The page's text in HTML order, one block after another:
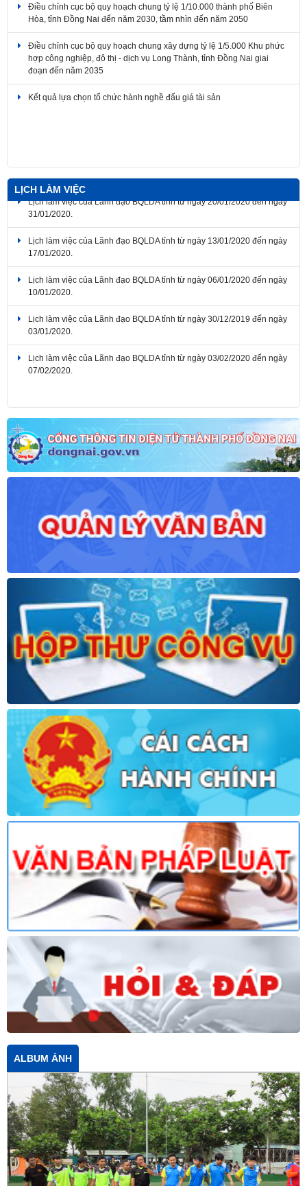
Điều chỉnh cục bộ quy hoạch chung tỷ lệ 1/10.000 thành phố Biên
Hòa, tỉnh Đồng Nai đến năm 2030, tầm nhìn đến năm 2050
Điều chỉnh cục bộ quy hoạch chung xây dựng tỷ lệ 1/5.000 Khu phức
hợp công nghiệp, đô thị - dịch vụ Long Thành, tỉnh Đồng Nai giai
đoạn đến năm 2035
Kết quả lựa chọn tổ chức hành nghề đấu giá tài sản​
LỊCH LÀM VIỆC
31/01/2020.
Lịch làm việc của Lãnh đạo BQLDA tỉnh từ ngày 13/01/2020 đến ngày
17/01/2020.
Lịch làm việc của Lãnh đạo BQLDA tỉnh từ ngày 06/01/2020 đến ngày
10/01/2020.
Lịch làm việc của Lãnh đạo BQLDA tỉnh từ ngày 30/12/2019 đến ngày
03/01/2020.
Lịch làm việc của Lãnh đạo BQLDA tỉnh từ ngày 03/02/2020 đến ngày
07/02/2020.
ALBUM ẢNH